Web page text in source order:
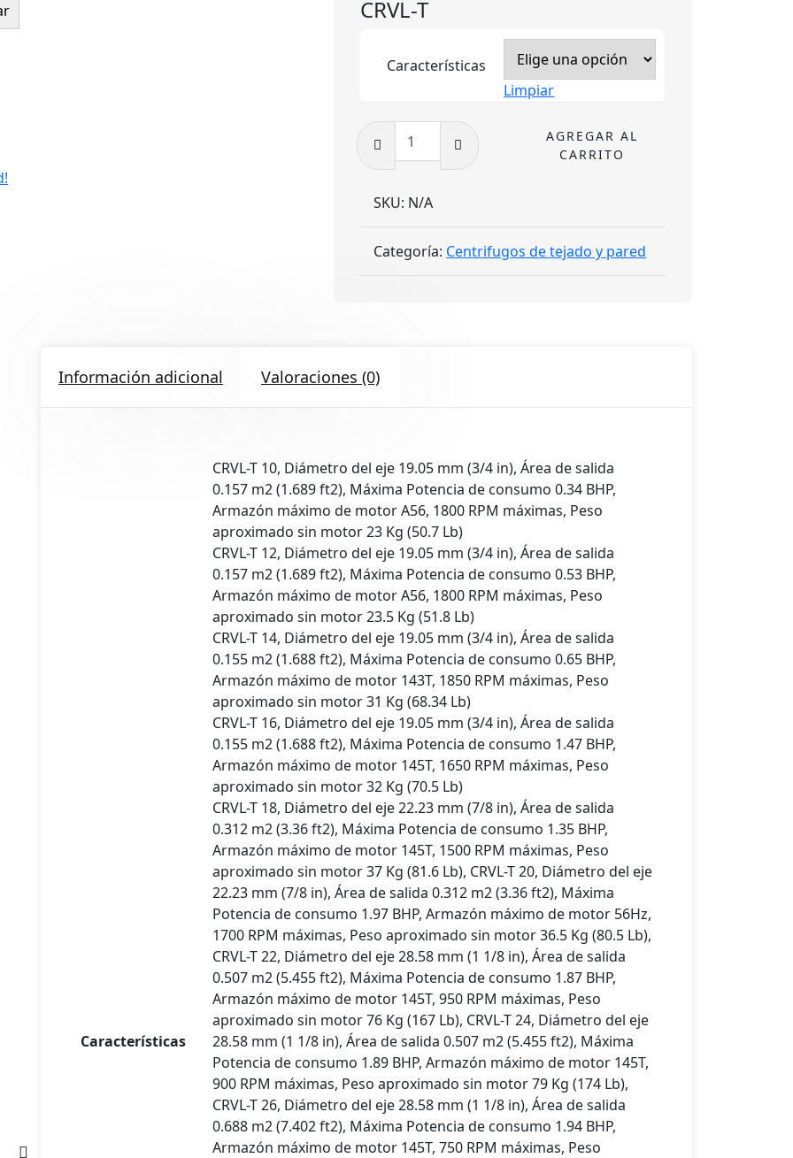
CRVL-T
Características
Limpiar
CRVL-
cantidad
AGREGAR AL
CARRITO
SKU: N/A
Categoría: Centrifugos de tejado y pared
Información adicional Valoraciones (0)
Características
CRVL-T 10, Diámetro del eje 19.05 mm (3/4 in), Área de salida
0.157 m2 (1.689 ft2), Máxima Potencia de consumo 0.34 BHP,
Armazón máximo de motor A56, 1800 RPM máximas, Peso
aproximado sin motor 23 Kg (50.7 Lb)
CRVL-T 12, Diámetro del eje 19.05 mm (3/4 in), Área de salida
0.157 m2 (1.689 ft2), Máxima Potencia de consumo 0.53 BHP,
Armazón máximo de motor A56, 1800 RPM máximas, Peso
aproximado sin motor 23.5 Kg (51.8 Lb)
CRVL-T 14, Diámetro del eje 19.05 mm (3/4 in), Área de salida
0.155 m2 (1.688 ft2), Máxima Potencia de consumo 0.65 BHP,
Armazón máximo de motor 143T, 1850 RPM máximas, Peso
aproximado sin motor 31 Kg (68.34 Lb)
CRVL-T 16, Diámetro del eje 19.05 mm (3/4 in), Área de salida
0.155 m2 (1.688 ft2), Máxima Potencia de consumo 1.47 BHP,
Armazón máximo de motor 145T, 1650 RPM máximas, Peso
aproximado sin motor 32 Kg (70.5 Lb)
CRVL-T 18, Diámetro del eje 22.23 mm (7/8 in), Área de salida
0.312 m2 (3.36 ft2), Máxima Potencia de consumo 1.35 BHP,
Armazón máximo de motor 145T, 1500 RPM máximas, Peso
aproximado sin motor 37 Kg (81.6 Lb), CRVL-T 20, Diámetro del eje
22.23 mm (7/8 in), Área de salida 0.312 m2 (3.36 ft2), Máxima
Potencia de consumo 1.97 BHP, Armazón máximo de motor 56Hz,
1700 RPM máximas, Peso aproximado sin motor 36.5 Kg (80.5 Lb),
CRVL-T 22, Diámetro del eje 28.58 mm (1 1/8 in), Área de salida
0.507 m2 (5.455 ft2), Máxima Potencia de consumo 1.87 BHP,
Armazón máximo de motor 145T, 950 RPM máximas, Peso
aproximado sin motor 76 Kg (167 Lb), CRVL-T 24, Diámetro del eje
28.58 mm (1 1/8 in), Área de salida 0.507 m2 (5.455 ft2), Máxima
Potencia de consumo 1.89 BHP, Armazón máximo de motor 145T,
900 RPM máximas, Peso aproximado sin motor 79 Kg (174 Lb),
CRVL-T 26, Diámetro del eje 28.58 mm (1 1/8 in), Área de salida
0.688 m2 (7.402 ft2), Máxima Potencia de consumo 1.94 BHP,
Armazón máximo de motor 145T, 750 RPM máximas, Peso